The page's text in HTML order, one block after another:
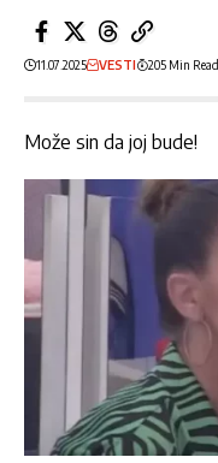
11.07.2025 VESTI 205 Min Read
Može sin da joj bude!